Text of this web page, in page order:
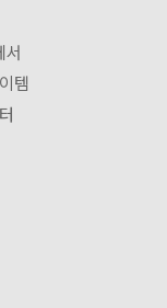
템